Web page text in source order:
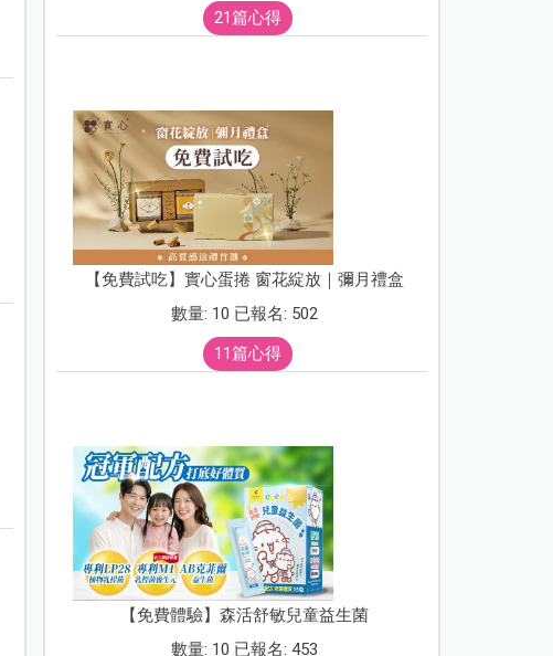
21篇心得
【免費試吃】實心蛋捲 窗花綻放｜彌月禮盒
數量: 10 已報名: 502
11篇心得
【免費體驗】森活舒敏兒童益生菌
數量: 10 已報名: 453